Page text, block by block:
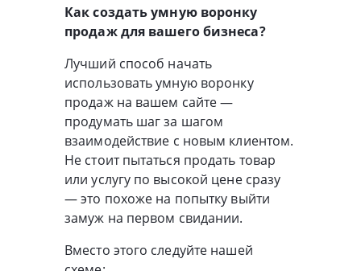
Как создать умную воронку
продаж для вашего бизнеса?
Лучший способ начать
использовать умную воронку
продаж на вашем сайте —
продумать шаг за шагом
взаимодействие с новым клиентом.
Не стоит пытаться продать товар
или услугу по высокой цене сразу
— это похоже на попытку выйти
замуж на первом свидании.
Вместо этого следуйте нашей